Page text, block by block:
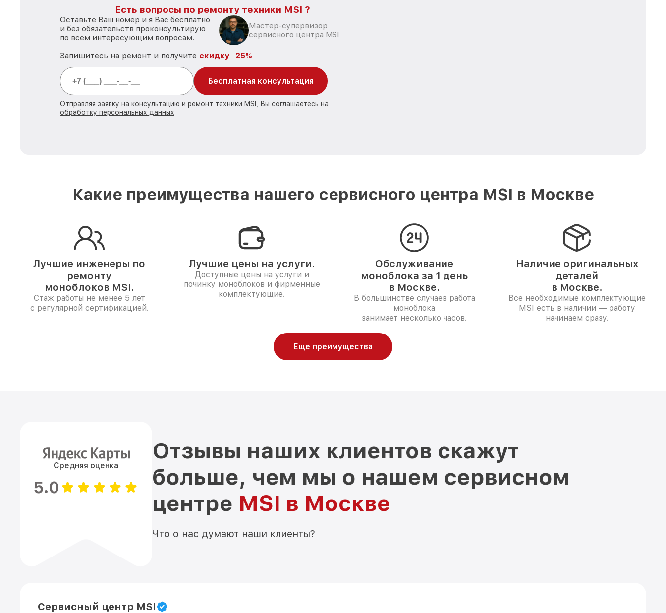
Есть вопросы по ремонту техники MSI ?
Оставьте Ваш номер и я Вас бесплатно
и без обязательств проконсультирую
по всем интересующим вопросам.
Мастер-супервизор
сервисного центра MSI
Запишитесь на ремонт и получите скидку -25%
Бесплатная консультация
Отправляя заявку на консультацию и ремонт техники MSI, Вы соглашаетесь на
обработку персональных данных
Какие преимущества нашего сервисного центра MSI в Москве
Лучшие инженеры по
ремонту
моноблоков MSI.
Стаж работы не менее 5 лет
с регулярной сертификацией.
Лучшие цены на услуги.
Доступные цены на услуги и
починку моноблоков и фирменные
комплектующие.
Обслуживание
моноблока за 1 день
в Москве.
В большинстве случаев работа
моноблока
занимает несколько часов.
Наличие оригинальных
деталей
в Москве.
Все необходимые комплектующие
MSI есть в наличии — работу
начинаем сразу.
Еще преимущества
Средняя оценка
5.0
Отзывы наших клиентов скажут
больше, чем мы о нашем сервисном
центре MSI в Москве
Что о нас думают наши клиенты?
Сервисный центр MSI